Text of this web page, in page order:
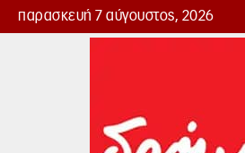
παρασκευή 7 αύγουστος, 2026
Δρόμος